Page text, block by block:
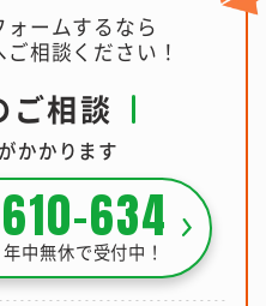
ームするなら
相談ください！
ご相談
がかかります
634
中無休で受付中！